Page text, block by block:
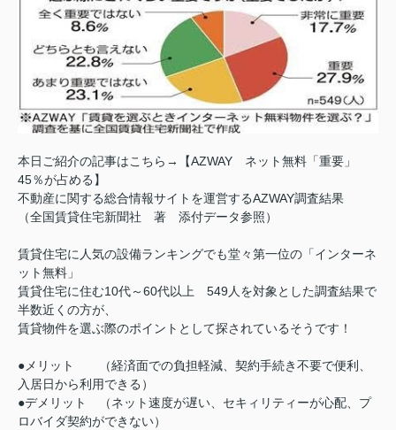
本日ご紹介の記事はこちら→【AZWAY ネット無料「重要」
45％が占める】
不動産に関する総合情報サイトを運営するAZWAY調査結果
（全国賃貸住宅新聞社 著 添付データ参照）
賃貸住宅に人気の設備ランキングでも堂々第一位の「インターネ
ット無料」
賃貸住宅に住む10代～60代以上 549人を対象とした調査結果で
半数近くの方が、
賃貸物件を選ぶ際のポイントとして探されているそうです！
●メリット （経済面での負担軽減、契約手続き不要で便利、
入居日から利用できる）
●デメリット （ネット速度が遅い、セキィリティーが心配、プ
ロバイダ契約ができない）